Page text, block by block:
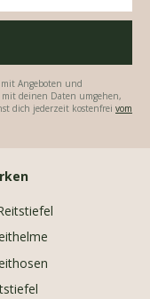
Angeboten und
deinen Daten umgehen,
dich jederzeit kostenfrei vom